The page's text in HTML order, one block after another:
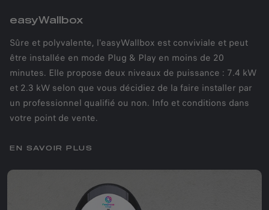
easyWallbox
Sûre et polyvalente, l'easyWallbox est conviviale et peut
être installée en mode Plug & Play en moins de 20
minutes. Elle propose deux niveaux de puissance : 7.4 kW
et 2.3 kW selon que vous décidiez de la faire installer par
un professionnel qualifié ou non. Info et conditions dans
votre point de vente.
EN SAVOIR PLUS